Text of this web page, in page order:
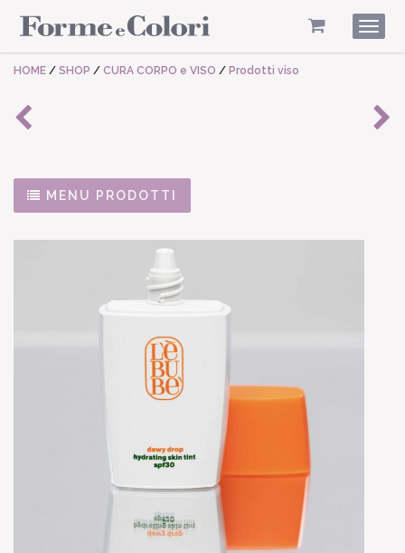
HOME / SHOP / CURA CORPO e VISO / Prodotti viso
MENU PRODOTTI